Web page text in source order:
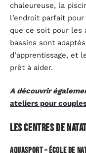
chaleureuse, la
l’endroit parfait
que ce soit pour les
bassins sont
d’apprentissage, et
prêt à aider.
A découvrir
ateliers pour
Les centres de
Aquasport – école de